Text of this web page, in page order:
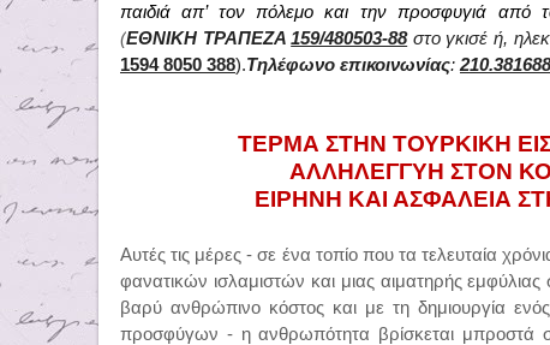
παιδιά απ’ τον πόλεμο και την προσφυγιά από
(ΕΘΝΙΚΗ ΤΡΑΠΕΖΑ159/480503-88 στο γκισέ ή,
1594 8050 388).Τηλέφωνο επικοινωνίας:
ΤΕΡΜΑ ΣΤΗΝ ΤΟΥΡΚΙΚΗ
ΑΛΛΗΛΕΓΓΥΗ ΣΤΟΝ
ΕΙΡΗΝΗ ΚΑΙ ΑΣΦΑΛΕΙΑ
Αυτές τις μέρες - σε ένα τοπίο που τα τελευταία
φανατικών ισλαμιστών και μιας αιματηρής
βαρύ ανθρώπινο κόστος και με τη δημιουργία
προσφύγων - η ανθρωπότητα βρίσκεται μπροστά